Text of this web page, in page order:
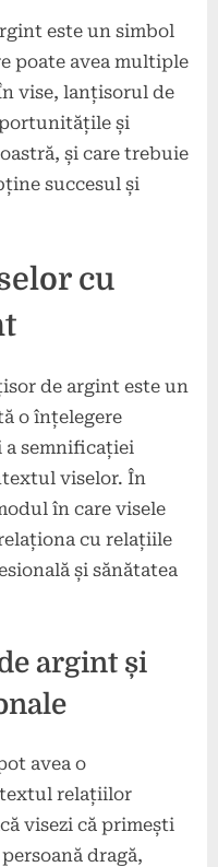
este un simbol
poate avea multiple
vise, lanțisorul de
și
și care trebuie
succesul și
cu
de argint este un
o înțelegere
semnificației
viselor. În
în care visele
cu relațiile
și sănătatea
argint și
avea o
relațiilor
visezi că primești
dragă,